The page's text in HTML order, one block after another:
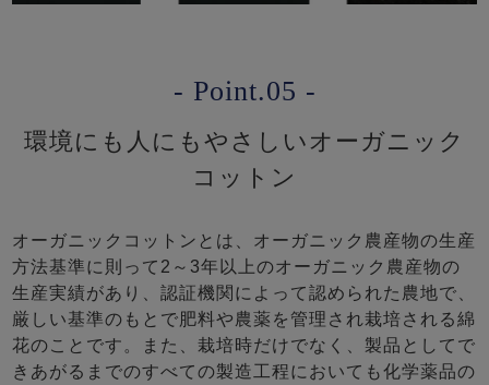
- Point.05 -
環境にも人にもやさしいオーガニック
コットン
オーガニックコットンとは、オーガニック農産物の生産
方法基準に則って2～3年以上のオーガニック農産物の
生産実績があり、認証機関によって認められた農地で、
厳しい基準のもとで肥料や農薬を管理され栽培される綿
花のことです。また、栽培時だけでなく、製品としてで
きあがるまでのすべての製造工程においても化学薬品の